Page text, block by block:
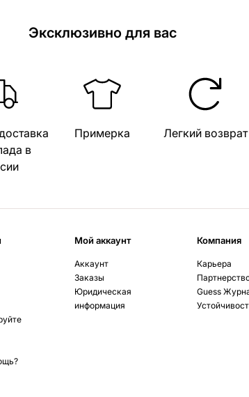
Эксклюзивно для вас
в
Примерка Легкий возврат
Мой аккаунт
Аккаунт
Заказы
Юридическая
информация
Компания
Карьера
Guess